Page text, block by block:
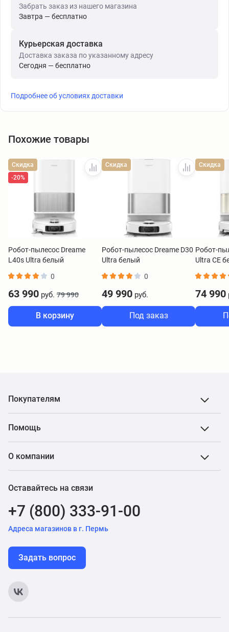
Забрать заказ из нашего магазина
Завтра — бесплатно
Курьерская доставка
Доставка заказа по указанному адресу
Сегодня — бесплатно
Подробнее об условиях доставки
Похожие товары
Скидка
-20%
Робот-пылесос Dreame
L40s Ultra белый
0
63 990 руб. 79 990
В корзину
Скидка
Робот-пылесос Dreame D30
Ultra белый
0
49 990 руб.
Под заказ
Скидка
Робот-
Ultra CE
74 990
Покупателям
Помощь
О компании
Оставайтесь на связи
+7 (800) 333-91-00
Адреса магазинов в г. Пермь
Задать вопрос